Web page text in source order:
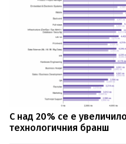
С над 20% се е
технологичния бранш